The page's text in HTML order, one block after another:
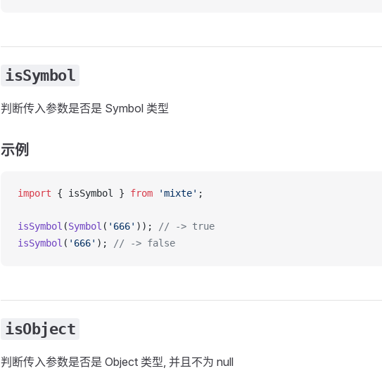
isSymbol
判断传入参数是否是 Symbol 类型
示例
import { isSymbol } from 'mixte' ;
isSymbol (Symbol ( '666' ));
// -> true
isSymbol ( '666' ); // -> false
isObject
判断传入参数是否是 Object 类型, 并且不为 null